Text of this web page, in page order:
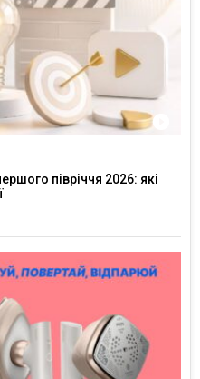
півріччя 2026: які